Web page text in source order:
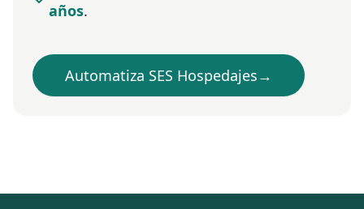
años.
Automatiza SES Hospedajes→